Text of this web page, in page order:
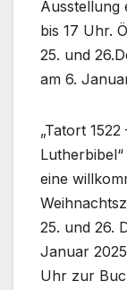
Ausstellung
bis 17 Uhr.
25. und
am 6.
„Tatort
eine
25. und 26.
Januar
Uhr zur